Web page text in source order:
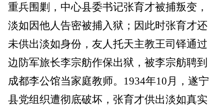
重兵围剿，中心县委书记张育才被捕叛变，
淡如因他人告密被捕入狱；因此时张育才还
未供出淡如身份，友人托天主教王司铎通过
边防军旅长李宗舫作保出狱，被李宗舫聘到
成都李公馆当家庭教师。1934年10月，遂宁
县党组织遭彻底破坏，张育才供出淡如真实